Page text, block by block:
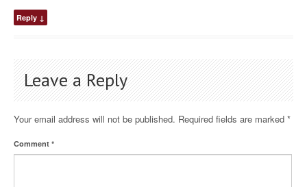
Reply ↓
Leave a Reply
Your email address will not be published. Required fields are marked *
Comment *